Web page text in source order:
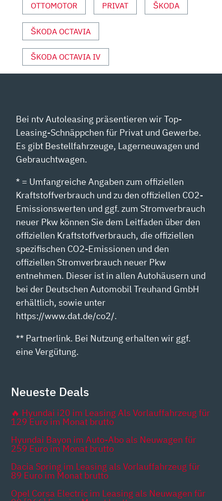
OTTOMOTOR PRIVAT ŠKODA
ŠKODA OCTAVIA
ŠKODA OCTAVIA IV
Bei ntv Autoleasing präsentieren wir Top-
Leasing-Schnäppchen für Privat und Gewerbe.
Es gibt Bestellfahrzeuge, Lagerneuwagen und
Gebrauchtwagen.
* = Umfangreiche Angaben zum offiziellen
Kraftstoffverbrauch und zu den offiziellen CO2-
Emissionswerten und ggf. zum Stromverbrauch
neuer Pkw können Sie dem Leitfaden über den
offiziellen Kraftstoffverbrauch, die offiziellen
spezifischen CO2-Emissionen und den
offiziellen Stromverbrauch neuer Pkw
entnehmen. Dieser ist in allen Autohäusern und
bei der Deutschen Automobil Treuhand GmbH
erhältlich, sowie unter
https://www.dat.de/co2/.
** Partnerlink. Bei Nutzung erhalten wir ggf.
eine Vergütung.
Neueste Deals
🔥 Hyundai i20 im Leasing Als Vorlauffahrzeug für
129 Euro im Monat brutto
Hyundai Bayon im Auto-Abo als Neuwagen für
259 Euro im Monat brutto
Dacia Spring im Leasing als Vorlauffahrzeug für
89 Euro im Monat brutto
Opel Corsa Electric im Leasing als Neuwagen für